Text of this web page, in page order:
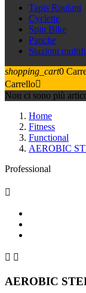
Tapis Roulant
Cyclette
Spin Bike
Panche
Stazioni
shopping_cart0
Carrello
Non ci sono più
Home
Fitness
Functional
AEROBIC
Professional

 
AEROBIC